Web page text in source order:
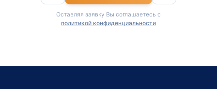
Оставляя заявку Вы соглашаетесь с
политикой конфиденциальности